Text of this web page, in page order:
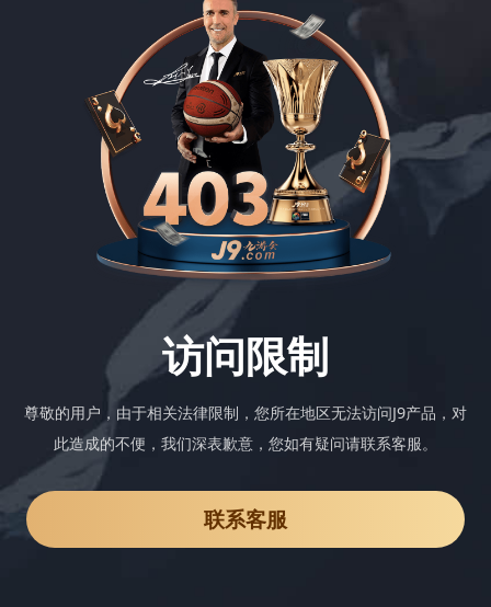
访问限制
尊敬的用户，由于相关法律限制，您所在地区无法访问J9产品，对
此造成的不便，我们深表歉意，您如有疑问请联系客服。
联系客服